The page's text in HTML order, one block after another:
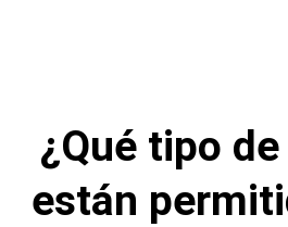
¿Qué tipo
están